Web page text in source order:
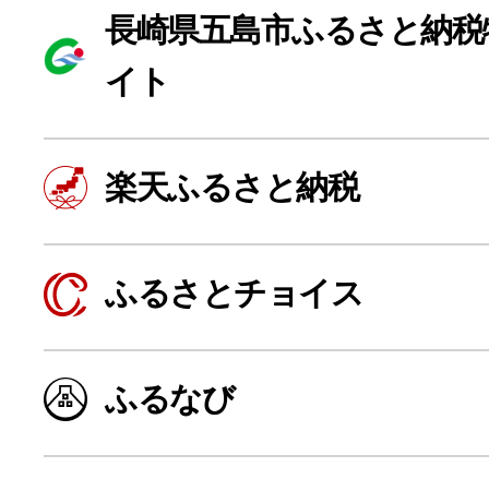
よく見られている返礼品
ふるさと納税徹底比較
寄付上限額シミュレーション
副業・パラレルワーカー
長崎県五島市ふるさと納
イト
楽天ふるさと納税
ふるさとチョイス
ふるなび